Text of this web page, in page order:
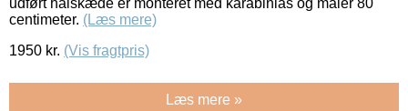
centimeter. (Læs mere)
1950 kr. (Vis fragtpris)
Læs mere »